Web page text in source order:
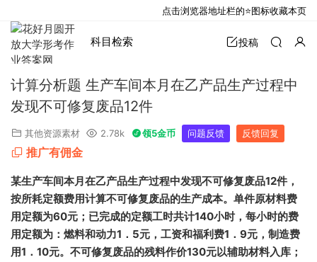
科目检索 投稿
计算分析题 生产车间本月在乙产品生产过程中
发现不可修复废品12件
其他资源素材 2.78k 领5金币 问题反馈 反馈回复
推广有佣金
某生产车间本月在乙产品生产过程中发现不可修复废品12件，
按所耗定额费用计算不可修复废品的生产成本。单件原材料费
用定额为60元；已完成的定额工时共计140小时，每小时的费
用定额为：燃料和动力1 ． 5元，工资和福利费1 ． 9元，制造费
用1 ． 10元。不可修复废品的残料作价130元以辅助材料入库；
点击浏览器地址栏的⭐图标收藏本页